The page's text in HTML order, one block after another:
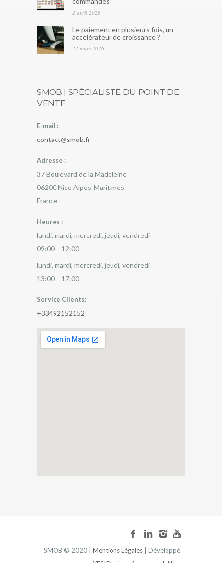
2 avril 2026
Le paiement en plusieurs fois, un
accélérateur de croissance ?
23 mars 2026
SMOB | SPÉCIALISTE DU POINT DE
VENTE
E-mail :
contact@smob.fr
Adresse :
37 Boulevard de la Madeleine
06200NiceAlpes-Maritimes
France
Heures :
lundi, mardi, mercredi, jeudi, vendredi
09:00 – 12:00
lundi, mardi, mercredi, jeudi, vendredi
13:00 – 17:00
Service Clients:
+33492152152
SMOB © 2020 | Mentions Légales | Développé